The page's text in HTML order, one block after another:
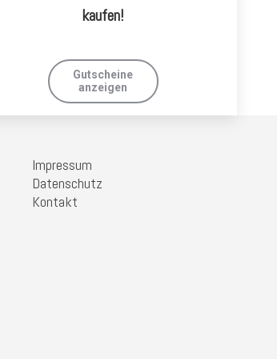
kaufen!
Gutscheine
anzeigen
Impressum
Datenschutz
Kontakt